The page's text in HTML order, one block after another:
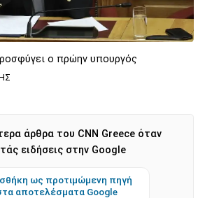
ο πρώην υπουργός
άρθρα του CNN Greece όταν
ειδήσεις στην Google
ως προτιμώμενη πηγή
αποτελέσματα Google